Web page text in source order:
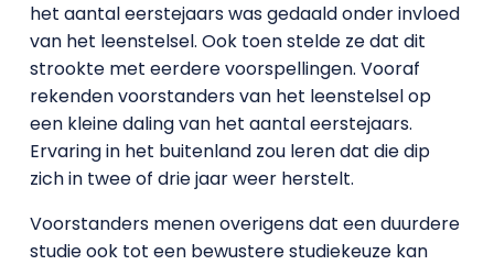
het aantal eerstejaars was gedaald onder invloed
van het leenstelsel. Ook toen stelde ze dat dit
strookte met eerdere voorspellingen. Vooraf
rekenden voorstanders van het leenstelsel op
een kleine daling van het aantal eerstejaars.
Ervaring in het buitenland zou leren dat die dip
zich in twee of drie jaar weer herstelt.
Voorstanders menen overigens dat een duurdere
studie ook tot een bewustere studiekeuze kan